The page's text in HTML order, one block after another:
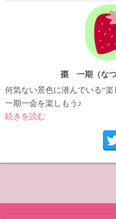
棗 一期（な
何気ない景色に潜んでいる“楽
一期一会を楽しもう♪
続きを読む